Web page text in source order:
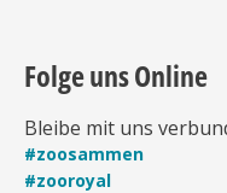
Folge uns Online
Bleibe mit uns
#zoosammen
#zooroyal